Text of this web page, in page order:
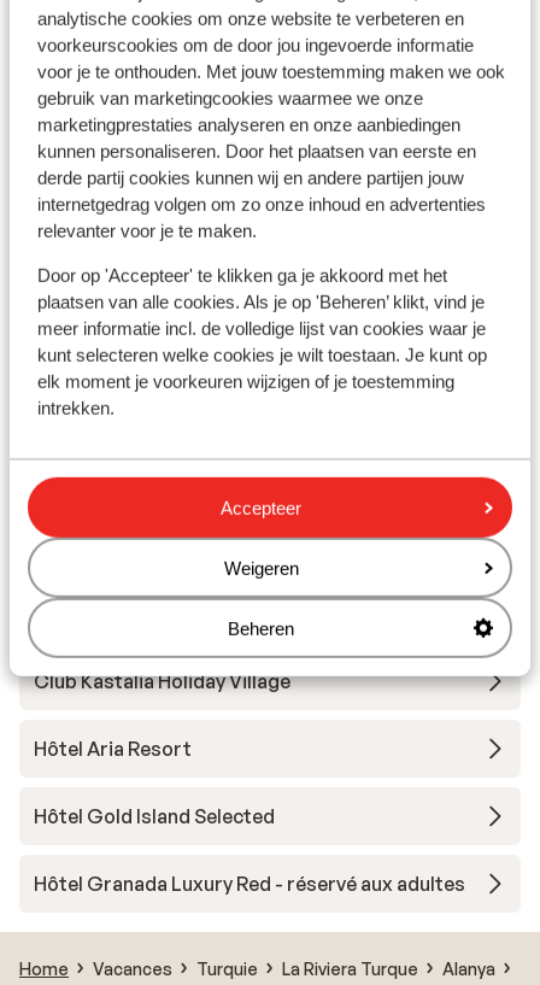
analytische cookies om onze website te verbeteren en
voorkeurscookies om de door jou ingevoerde informatie
voor je te onthouden. Met jouw toestemming maken we ook
gebruik van marketingcookies waarmee we onze
marketingprestaties analyseren en onze aanbiedingen
kunnen personaliseren. Door het plaatsen van eerste en
derde partij cookies kunnen wij en andere partijen jouw
internetgedrag volgen om zo onze inhoud en advertenties
relevanter voor je te maken.
Door op 'Accepteer' te klikken ga je akkoord met het
plaatsen van alle cookies. Als je op 'Beheren’ klikt, vind je
meer informatie incl. de volledige lijst van cookies waar je
kunt selecteren welke cookies je wilt toestaan. Je kunt op
elk moment je voorkeuren wijzigen of je toestemming
intrekken.
Accepteer
Weigeren
Beheren
Hôtel Voyage Sorgun
Hôtel Elysee Rive
Hôtel Xanadu Resort
Hôtel Quattro Beach & Spa
Hôtel Gural Premier Belek
Hôtel Kirman Belazur Resort & Spa
Hôtel Panorama
Hôtel Baia Lara
Hôtel Delphin Be Grand Resort Lara
Hôtel Side Zeugma & Spa
Club Kastalia Holiday Village
Hôtel Aria Resort
Hôtel Gold Island Selected
Hôtel Granada Luxury Red - réservé aux adultes
Home Vacances Turquie La Riviera Turque
Alanya